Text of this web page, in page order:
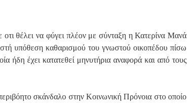
θέλει να φύγει πλέον με σύνταξη η Κατερίνα Μανά
υπόθεση καθαρισμού του γνωστού οικοπέδου πίσω
ήδη έχει κατατεθεί μηνυτήρια αναφορά και από τους
σκάνδαλο στην Κοινωνική Πρόνοια στο οποίο